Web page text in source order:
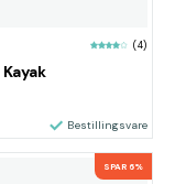
(4)
Bestillingsvare
SPAR 6%